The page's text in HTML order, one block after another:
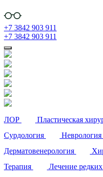
+7 3842 903 911
+7 3842 903 911
ЛОР Пластическая
Сурдология
Неврология
Дерматовенерология
Терапия
Лечение